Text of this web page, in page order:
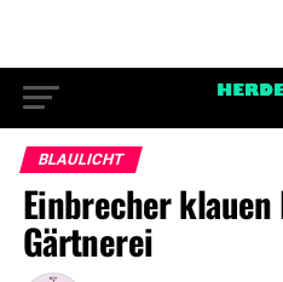
BLAULICHT
Einbrecher klauen
Gärtnerei